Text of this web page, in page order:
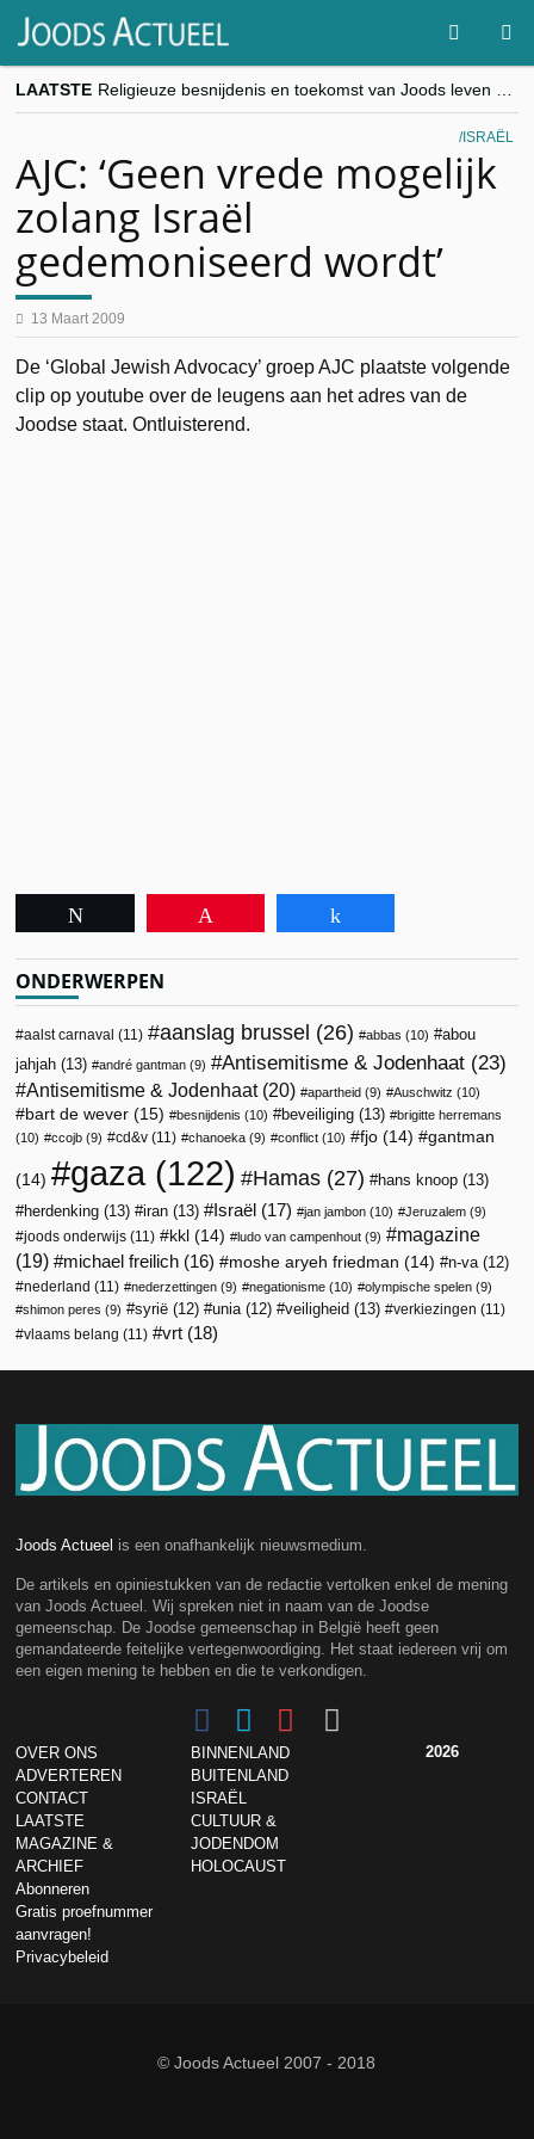
LAATSTE
“Besnijdenisdebat toont hoe moeilijk seculiere Westen minderheden begrijpt”, Jinnih Beels (Vooruit)
CITYTRIP | ROEMENIË – Boekarest: de verrassing van Oost-Europa
ISRAËL
AJC: ‘Geen vrede mogelijk
zolang Israël
gedemoniseerd wordt’
13 Maart 2009
De ‘Global Jewish Advocacy’ groep AJC plaatste volgende
clip op youtube over de leugens aan het adres van de
Joodse staat. Ontluisterend.
ONDERWERPEN
aalst carnaval (11) aanslag brussel (26) abbas (10)
abou
jahjah (13) andré gantman (9) Antisemitisme & Jodenhaat (23)
Antisemitisme & Jodenhaat(20) apartheid (9) Auschwitz (10)
bart de wever (15) besnijdenis (10) beveiliging (13)
brigitte herremans
(10)
ccojb (9) cd&v (11) chanoeka (9) conflict (10) fjo (14) gantman
(14) gaza (122) Hamas (27) hans knoop (13)
herdenking (13) iran (13) Israël (17) jan jambon (10) Jeruzalem (9)
joods onderwijs (11) kkl (14) ludo van campenhout (9)
magazine
(19)
michael freilich (16) moshe aryeh friedman (14) n-va (12)
nederland (11) nederzettingen (9) negationisme (10) olympische spelen (9)
shimon peres (9) syrië (12) unia (12) veiligheid (13) verkiezingen (11)
vlaams belang (11) vrt (18)
Joods Actueel is een onafhankelijk nieuwsmedium.
De artikels en opiniestukken van de redactie vertolken enkel de mening
van Joods Actueel. Wij spreken niet in naam van de Joodse
gemeenschap. De Joodse gemeenschap in België heeft geen
gemandateerde feitelijke vertegenwoordiging. Het staat iedereen vrij om
een eigen mening te hebben en die te verkondigen.
OVER ONS
ADVERTEREN
CONTACT
LAATSTE
MAGAZINE &
ARCHIEF
Abonneren
Gratis proefnummer
aanvragen!
Privacybeleid
BINNENLAND
BUITENLAND
ISRAËL
CULTUUR &
JODENDOM
HOLOCAUST
2026
© Joods Actueel 2007 - 2018